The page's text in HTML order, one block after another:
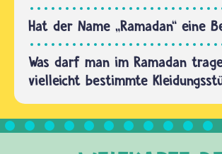
Hat der Name „Ramadan“ eine
Was darf man im Ramadan
vielleicht bestimmte